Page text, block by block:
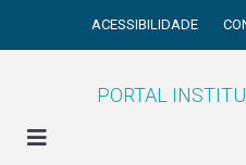
ACESSIBILIDADE
PORTAL